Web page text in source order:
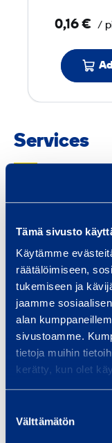
Tämä sivusto
Käytämme
räätälöimiseen,
tukemiseen ja
jaamme
alan
sivustoamme.
tietoja muihin
kerätty, kun olet
valinta
Välttämätön
0,16 € /
Services
Traffic
We
services,
a bridge,
Read more